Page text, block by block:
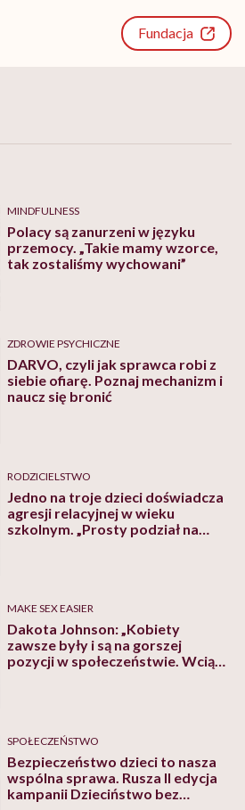
Fundacja
MINDFULNESS
Polacy są zanurzeni w języku
przemocy. „Takie mamy wzorce,
tak zostaliśmy wychowani”
ZDROWIE PSYCHICZNE
DARVO, czyli jak sprawca robi z
siebie ofiarę. Poznaj mechanizm i
naucz się bronić
RODZICIELSTWO
Jedno na troje dzieci doświadcza
agresji relacyjnej w wieku
szkolnym. „Prosty podział na
MAKE SEX EASIER
Dakota Johnson: „Kobiety
zawsze były i są na gorszej
pozycji w społeczeństwie. Wciąż
SPOŁECZEŃSTWO
Bezpieczeństwo dzieci to nasza
wspólna sprawa. Rusza II edycja
kampanii Dzieciństwo bez